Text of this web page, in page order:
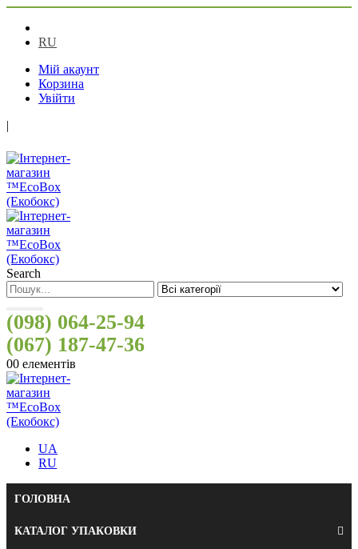
RU
Мій акаунт
Корзина
Увійти
|
Search
(098) 064-25-94
(067) 187-47-36
00 елементів
UA
RU
ГОЛОВНА
КАТАЛОГ УПАКОВКИ